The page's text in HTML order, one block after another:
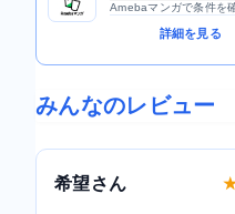
Amebaマンガで条件を
詳細を見る
みんなのレビュー
希望さん